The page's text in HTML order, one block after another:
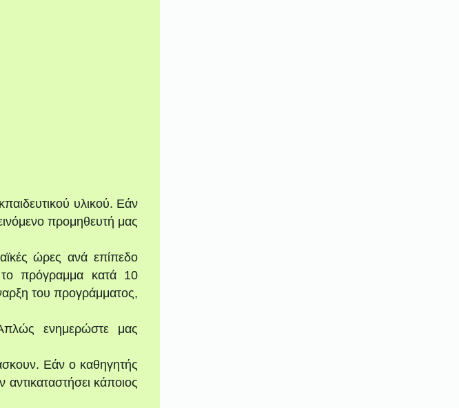
υλικού. Εάν
προμηθευτή μας
ώρες ανά επίπεδο
πρόγραμμα κατά 10
του προγράμματος,
ενημερώστε μας
Εάν ο καθηγητής
κάποιος